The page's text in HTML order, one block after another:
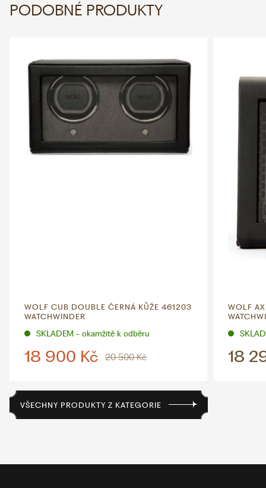
PODOBNÉ PRODUKTY
WOLF CUB DOUBLE ČERNÁ KŮŽE 461203
WATCHWINDER
SKLADEM - okamžitě k odběru
18 900 Kč 20 500 Kč
WOLF
18
VŠECHNY PRODUKTY Z KATEGORIE